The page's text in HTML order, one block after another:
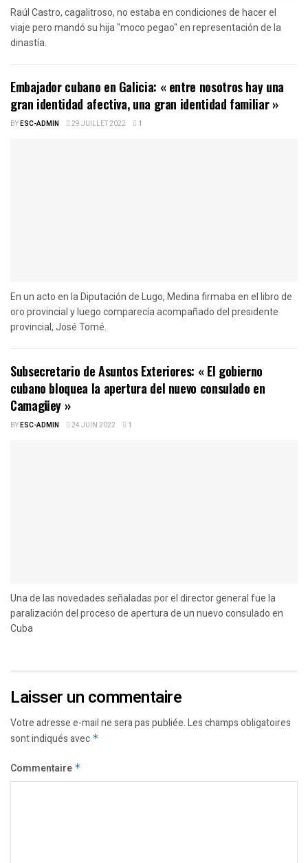
Raúl Castro, cagalitroso, no estaba en condiciones de hacer el
viaje pero mandó su hija "moco pegao" en representación de la
dinastía.
Embajador cubano en Galicia: « entre nosotros hay una
gran identidad afectiva, una gran identidad familiar »
BYESC-ADMIN 29 JUILLET 2022 1
En un acto en la Diputación de Lugo, Medina firmaba en el libro de
oro provincial y luego comparecía acompañado del presidente
provincial, José Tomé.
Subsecretario de Asuntos Exteriores: « El gobierno
cubano bloquea la apertura del nuevo consulado en
Camagüey »
BYESC-ADMIN 24 JUIN 2022 1
Una de las novedades señaladas por el director general fue la
paralización del proceso de apertura de un nuevo consulado en
Cuba
Laisser un commentaire
Votre adresse e-mail ne sera pas publiée.Les champs obligatoires
sont indiqués avec *
Commentaire *